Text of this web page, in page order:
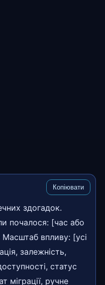
Копіювати
здогадок.
почалося: [час або
Масштаб впливу: [усі
залежність,
статус
міграції, ручне